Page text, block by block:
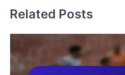
a
v
i
g
a
Related Posts